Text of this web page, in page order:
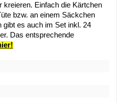
kreieren. Einfach die Kärtchen
bzw. an einem Säckchen
gibt es auch im Set inkl. 24
Das entsprechende